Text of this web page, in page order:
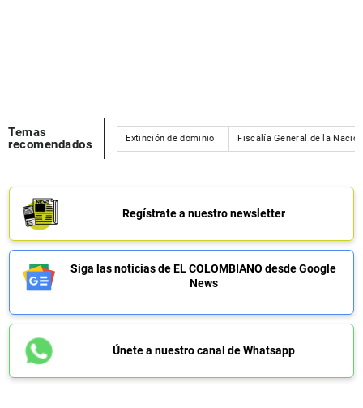
Temas
recomendados
Extinción de dominio Fiscalía General de la Nación
Regístrate a nuestro newsletter
Siga las noticias de EL COLOMBIANO desde Google
News
Únete a nuestro canal de Whatsapp